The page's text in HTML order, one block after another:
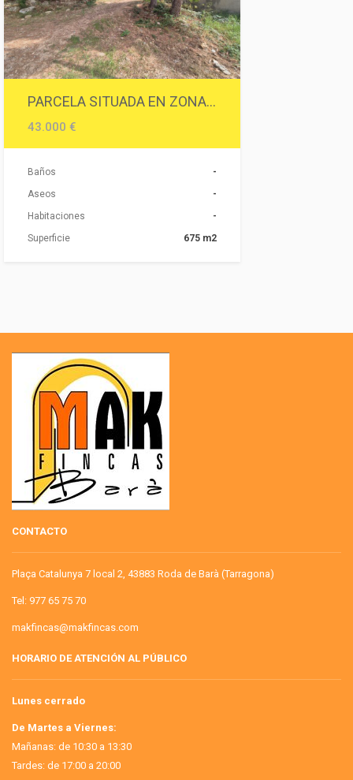
PARCELA SITUADA EN ZONA RESIDENCIAL.
43.000 €
Baños
-
Aseos
-
Habitaciones
-
Superficie
675 m2
CONTACTO
Plaça Catalunya 7 local 2, 43883 Roda de Barà (Tarragona)
Tel: 977 65 75 70
makfincas@makfincas.com
HORARIO DE ATENCIÓN AL PÚBLICO
Lunes cerrado
De Martes a Viernes:
Mañanas: de 10:30 a 13:30
Tardes: de 17:00 a 20:00